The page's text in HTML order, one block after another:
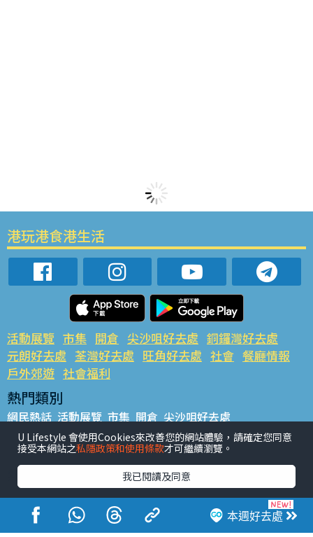
本週好去處
港玩港食港生活
活動展覽 市集 開倉 尖沙咀好去處 銅鑼灣好去處
元朗好去處 荃灣好去處 旺角好去處 社會 餐廳情報
戶外郊遊 社會福利
熱門類別
網民熱話 活動展覽 市集 開倉 尖沙咀好去處
銅鑼灣好去處 元朗好去處 荃灣好去處 旺角好去處 社會
餐廳情報 戶外郊遊
熱門標籤
#UGO搵好去處 #人氣活動推介 #美食社群熱話
#親子玩樂好去處
#ULifestyle應用程式
#限時搶
#UJetso禮物放送
#ULifestyle商戶中心 #著數 #網絡熱話
U Lifestyle 會使用Cookies來改善您的網站體驗，請確定您同意
接受本網站之私隱政策和使用條款才可繼續瀏覽。
我已閱讀及同意